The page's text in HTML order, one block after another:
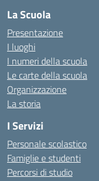
La Scuola
Presentazione
I luoghi
I numeri della scuola
Le carte della scuola
Organizzazione
La storia
I Servizi
Personale scolastico
Famiglie e studenti
Percorsi di studio